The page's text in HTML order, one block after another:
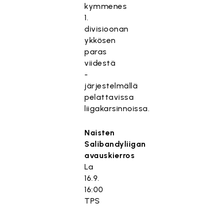
kymmenes
1.
divisioonan
ykkösen
paras
viidestä
-
järjestelmällä
pelattavissa
liigakarsinnoissa.
Naisten
Salibandyliigan
avauskierros
La
16.9.
16:00
TPS